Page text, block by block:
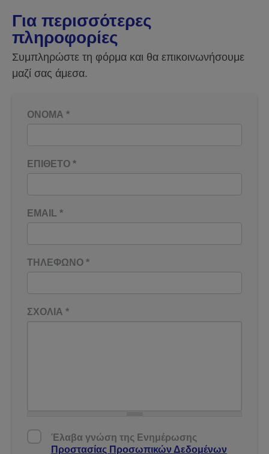
Για περισσότερες
πληροφορίες
Συμπληρώστε τη φόρμα και θα επικοινωνήσουμε
μαζί σας άμεσα.
ΟΝΟΜΑ *
ΕΠΙΘΕΤΟ *
EMAIL *
ΤΗΛΕΦΩΝΟ *
ΣΧΟΛΙΑ *
Έλαβα γνώση της Ενημέρωσης Προστασίας
Δεδομένων*
Έλαβα γνώση της Ενημέρωσης
Προστασίας Προσωπικών Δεδομένων